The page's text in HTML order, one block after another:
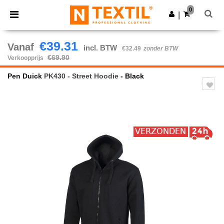
× Ntextil-app
Betere prijzen in de app!
Download app
0
Vanaf €39.31 incl. BTW €32.49 zonder BTW
Verkoopprijs
€69.90
Pen Duick PK430 - Street Hoodie - Black